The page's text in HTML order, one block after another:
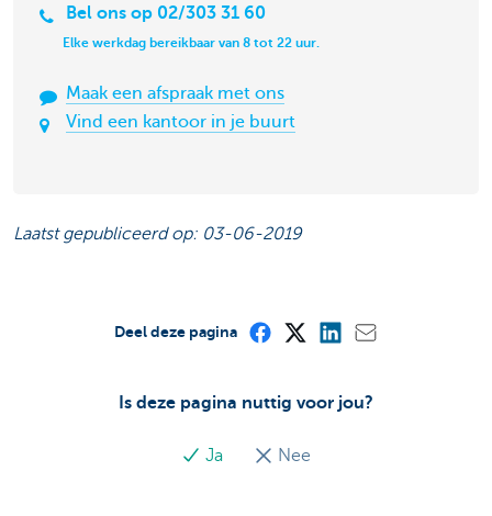
Bel ons op 02/303 31 60
Elke werkdag bereikbaar van 8 tot 22 uur.
Maak een afspraak met ons
Vind een kantoor in je buurt
Laatst gepubliceerd op: 03-06-2019
Is deze pagina nuttig voor jou?
Ja Nee
Deel deze pagina